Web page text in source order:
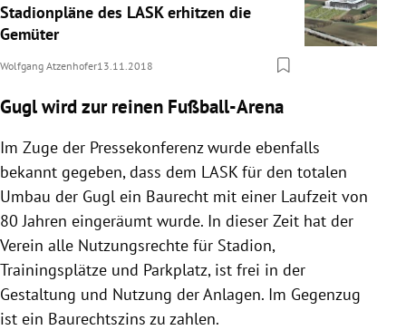
Stadionpläne des LASK erhitzen die
Gemüter
Wolfgang Atzenhofer13.11.2018
Gugl wird zur reinen Fußball-Arena
Im Zuge der Pressekonferenz wurde ebenfalls
bekannt gegeben, dass dem LASK für den totalen
Umbau der Gugl ein Baurecht mit einer Laufzeit von
80 Jahren eingeräumt wurde. In dieser Zeit hat der
Verein alle Nutzungsrechte für Stadion,
Trainingsplätze und Parkplatz, ist frei in der
Gestaltung und Nutzung der Anlagen. Im Gegenzug
ist ein Baurechtszins zu zahlen.